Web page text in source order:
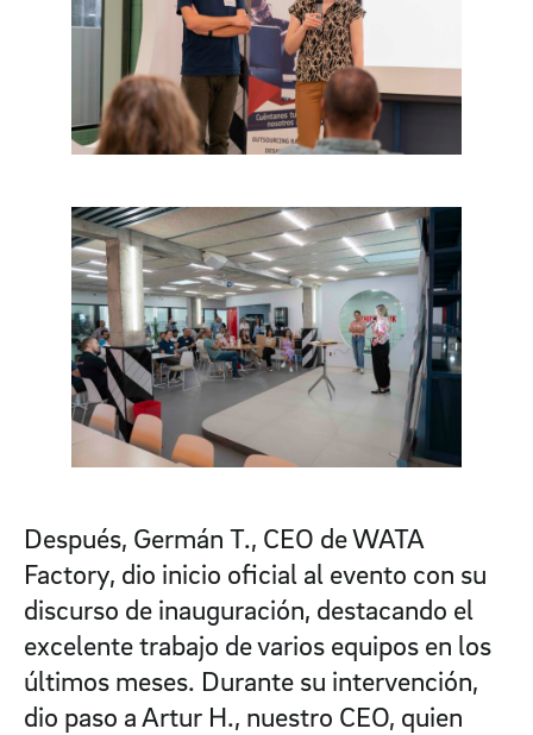
Después, Germán T., CEO de WATA
Factory, dio inicio oficial al evento con su
discurso de inauguración, destacando el
excelente trabajo de varios equipos en los
últimos meses. Durante su intervención,
dio paso a Artur H., nuestro CEO, quien